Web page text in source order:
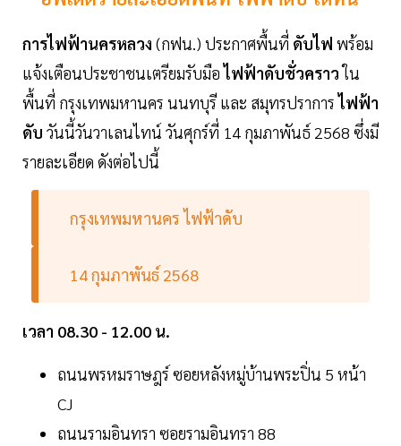
การไฟฟ้านครหลวง (กฟน.) ประกาศพื้นที่ ดับไฟ พร้อม
แจ้งเตือนประชาชนเตรียมรับมือไฟฟ้าดับชั่วคราวใน
พื้นที่ กรุงเทพมหานคร นนทบุรี และ สมุทรปราการไฟฟ้า
ดับ วันนี้วันวาเลนไทน์ วันศุกร์ที่ 14 กุมภาพันธ์ 2568 ซึ่งมี
รายละเอียด ดังต่อไปนี้
กรุงเทพมหานคร ไฟฟ้าดับ
14 กุมภาพันธ์ 2568
เวลา 08.30 - 12.00 น.
ถนนพรหมราษฎร์ ซอยหลังหมู่บ้านพระปิ่น 5 หน้า
CJ
ถนนรามอินทรา ซอยรามอินทรา 88